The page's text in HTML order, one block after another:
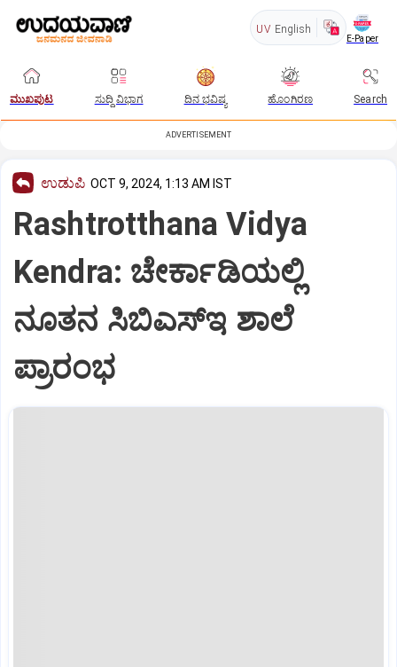
UV English
E-Paper
ಮುಖಪುಟ ಸುದ್ದಿ ವಿಭಾಗ ದಿನ ಭವಿಷ್ಯ ಹೊಂಗಿರಣ Search
ADVERTISEMENT
ಉಡುಪಿ OCT 9, 2024, 1:13 AM IST
Rashtrotthana Vidya
Kendra: ಚೇರ್ಕಾಡಿಯಲ್ಲಿ
ನೂತನ ಸಿಬಿಎಸ್‌ಇ ಶಾಲೆ
ಪ್ರಾರಂಭ